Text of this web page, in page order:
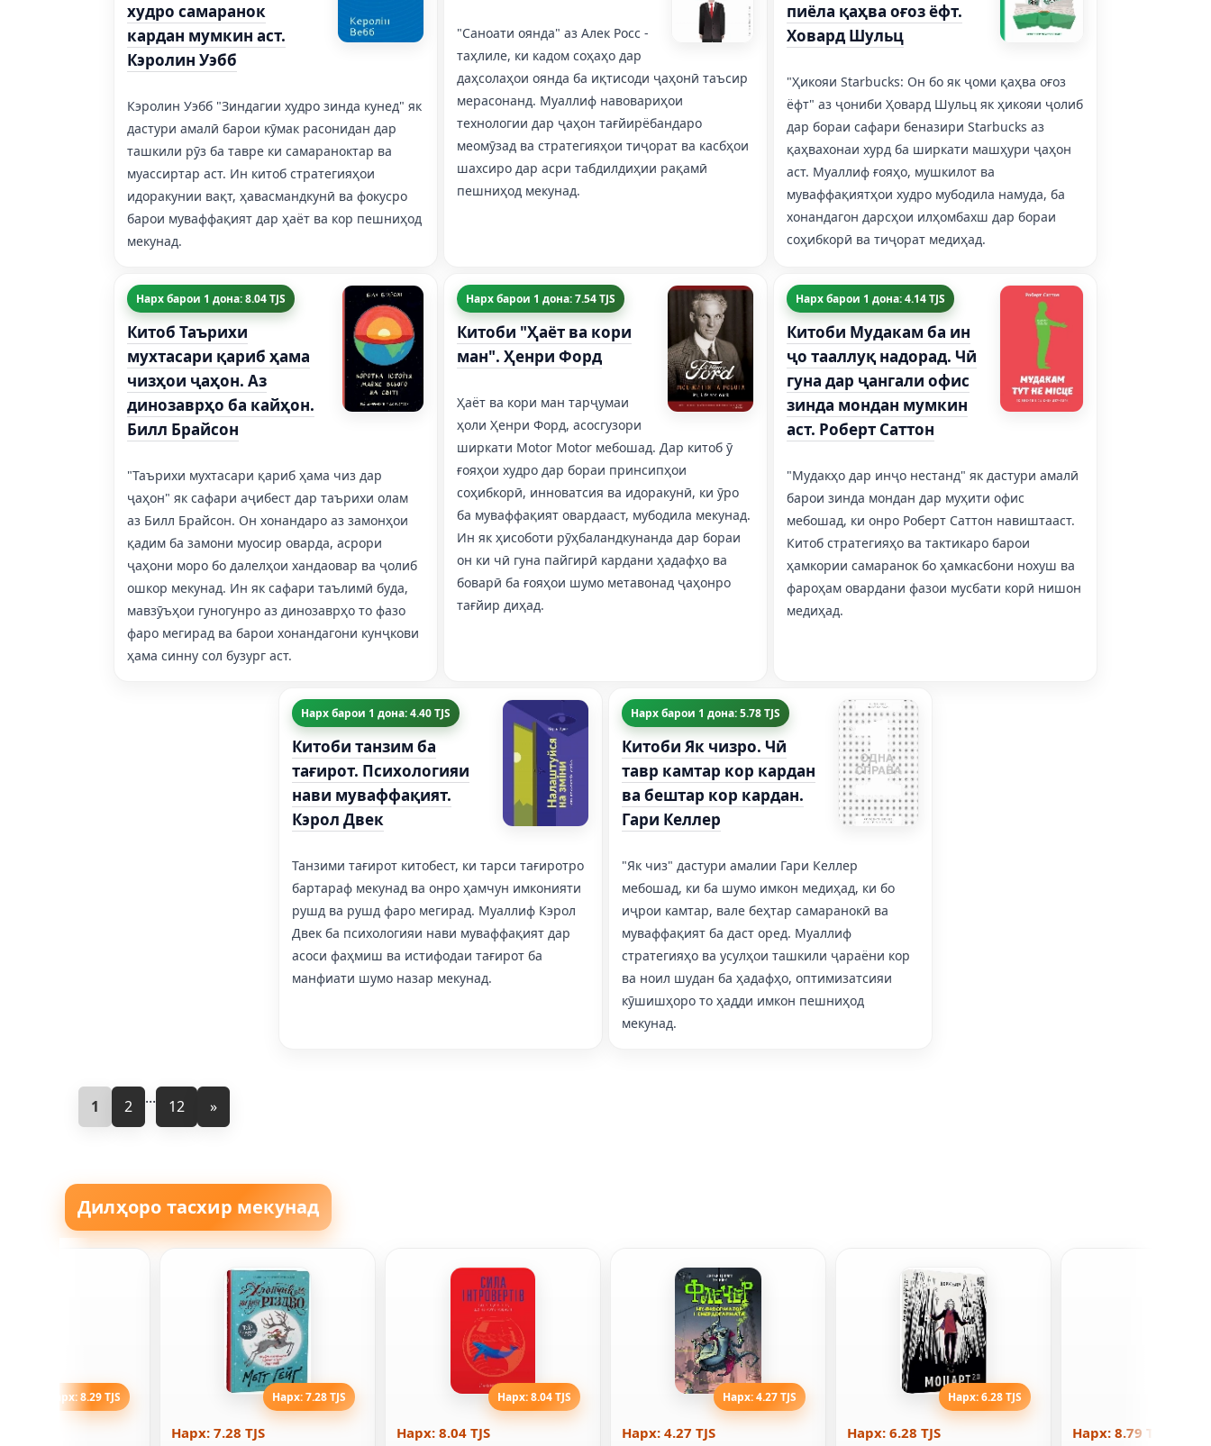
худро самаранок
кардан мумкин аст.
Кэролин Уэбб
Кэролин Уэбб "Зиндагии худро зинда кунед" як
дастури амалӣ барои кӯмак расонидан дар
ташкили рӯз ба тавре ки самараноктар ва
муассиртар аст. Ин китоб стратегияҳои
идоракунии вақт, ҳавасмандкунӣ ва фокусро
барои муваффақият дар ҳаёт ва кор пешниҳод
мекунад.
"Саноати оянда" аз Алек Росс -
таҳлиле, ки кадом соҳаҳо дар
даҳсолаҳои оянда ба иқтисоди ҷаҳонӣ таъсир
мерасонанд. Муаллиф навовариҳои
технологии дар ҷаҳон тағйирёбандаро
меомӯзад ва стратегияҳои тиҷорат ва касбҳои
шахсиро дар асри табдилдиҳии рақамӣ
пешниҳод мекунад.
пиёла қаҳва оғоз ёфт.
Ховард Шульц
"Ҳикояи Starbucks: Он бо як ҷоми қаҳва оғоз
ёфт" аз ҷониби Ҳовард Шульц як ҳикояи ҷолиб
дар бораи сафари беназири Starbucks аз
қаҳвахонаи хурд ба ширкати машҳури ҷаҳон
аст. Муаллиф ғояҳо, мушкилот ва
муваффақиятҳои худро мубодила намуда, ба
хонандагон дарсҳои илҳомбахш дар бораи
соҳибкорӣ ва тиҷорат медиҳад.
Нарх барои 1 дона: 8.04 TJS
Китоб Таърихи
мухтасари қариб ҳама
чизҳои ҷаҳон. Аз
динозаврҳо ба кайҳон.
Билл Брайсон
"Таърихи мухтасари қариб ҳама чиз дар
ҷаҳон" як сафари аҷибест дар таърихи олам
аз Билл Брайсон. Он хонандаро аз замонҳои
қадим ба замони муосир оварда, асрори
ҷаҳони моро бо далелҳои хандаовар ва ҷолиб
ошкор мекунад. Ин як сафари таълимӣ буда,
мавзӯъҳои гуногунро аз динозаврҳо то фазо
фаро мегирад ва барои хонандагони кунҷкови
ҳама синну сол бузург аст.
Нарх барои 1 дона: 7.54 TJS
Китоби "Ҳаёт ва кори
ман". Ҳенри Форд
Ҳаёт ва кори ман тарҷумаи
ҳоли Ҳенри Форд, асосгузори
ширкати Motor Motor мебошад. Дар китоб ӯ
ғояҳои худро дар бораи принсипҳои
соҳибкорӣ, инноватсия ва идоракунӣ, ки ӯро
ба муваффақият овардааст, мубодила мекунад.
Ин як ҳисоботи рӯҳбаландкунанда дар бораи
он ки чӣ гуна пайгирӣ кардани ҳадафҳо ва
боварӣ ба ғояҳои шумо метавонад ҷаҳонро
тағйир диҳад.
Нарх барои 1 дона: 4.14 TJS
Китоби Мудакам ба ин
ҷо тааллуқ надорад. Чӣ
гуна дар ҷангали офис
зинда мондан мумкин
аст. Роберт Саттон
"Мудакҳо дар инҷо нестанд" як дастури амалӣ
барои зинда мондан дар муҳити офис
мебошад, ки онро Роберт Саттон навиштааст.
Китоб стратегияҳо ва тактикаро барои
ҳамкории самаранок бо ҳамкасбони нохуш ва
фароҳам овардани фазои мусбати корӣ нишон
медиҳад.
Нарх барои 1 дона: 4.40 TJS
Китоби танзим ба
тағирот. Психологияи
нави муваффақият.
Кэрол Двек
Танзими тағирот китобест, ки тарси тағиротро
бартараф мекунад ва онро ҳамчун имконияти
рушд ва рушд фаро мегирад. Муаллиф Кэрол
Двек ба психологияи нави муваффақият дар
асоси фаҳмиш ва истифодаи тағирот ба
манфиати шумо назар мекунад.
Нарх барои 1 дона: 5.78 TJS
Китоби Як чизро. Чӣ
тавр камтар кор кардан
ва бештар кор кардан.
Гари Келлер
"Як чиз" дастури амалии Гари Келлер
мебошад, ки ба шумо имкон медиҳад, ки бо
иҷрои камтар, вале беҳтар самаранокӣ ва
муваффақият ба даст оред. Муаллиф
стратегияҳо ва усулҳои ташкили ҷараёни кор
ва ноил шудан ба ҳадафҳо, оптимизатсияи
кӯшишҳоро то ҳадди имкон пешниҳод
мекунад.
1 2 ... 12 »
Дилҳоро тасхир мекунад
Нарх: 8.29 TJS Нарх: 7.28 TJS
Нарх: 7.28 TJS
Нарх: 8.04 TJS
Нарх: 8.04 TJS
Нарх: 4.27 TJS
Нарх: 4.27 TJS
Нарх: 6.28 TJS
Нарх: 6.28 TJS Нарх: 8.79 TJS